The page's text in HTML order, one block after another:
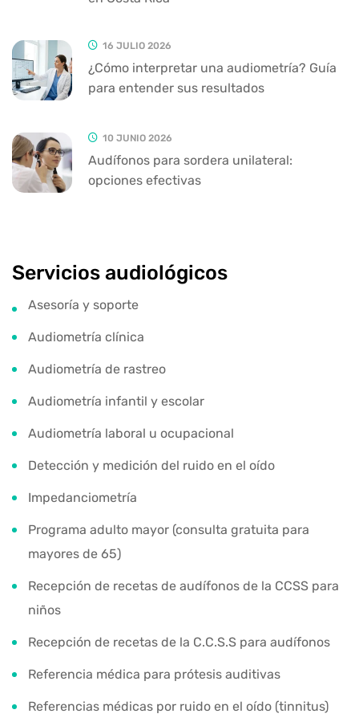
16 JULIO 2026
¿Cómo interpretar una audiometría? Guía
para entender sus resultados
10 JUNIO 2026
Audífonos para sordera unilateral:
opciones efectivas
Servicios audiológicos
Asesoría y soporte
Audiometría clínica
Audiometría de rastreo
Audiometría infantil y escolar
Audiometría laboral u ocupacional
Detección y medición del ruido en el oído
Impedanciometría
Programa adulto mayor (consulta gratuita para
mayores de 65)
Recepción de recetas de audífonos de la CCSS para
niños
Recepción de recetas de la C.C.S.S para audífonos
Referencia médica para prótesis auditivas
Referencias médicas por ruido en el oído (tinnitus)